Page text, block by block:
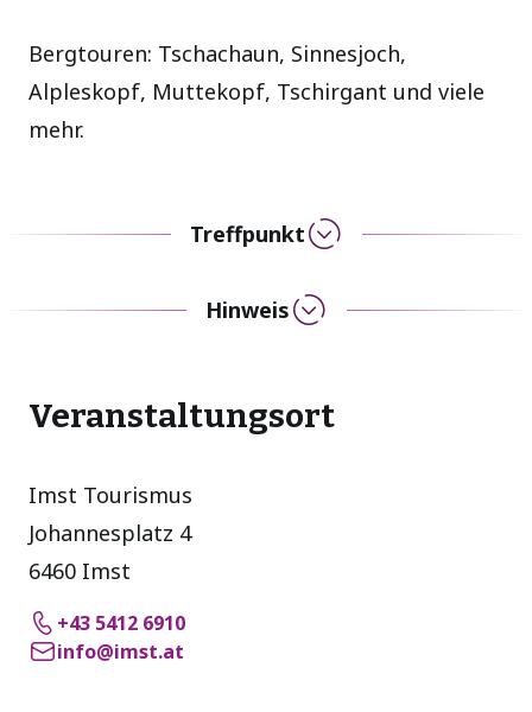
Bergtouren: Tschachaun, Sinnesjoch,
Alpleskopf, Muttekopf, Tschirgant und viele
mehr.
Treffpunkt
Hinweis
Veranstaltungsort
Imst Tourismus
Johannesplatz 4
6460 Imst
+43 5412 6910
info@imst.at